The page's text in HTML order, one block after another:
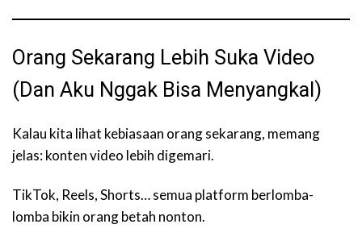
Orang Sekarang Lebih Suka Video
(Dan Aku Nggak Bisa Menyangkal)
Kalau kita lihat kebiasaan orang sekarang, memang
jelas: konten video lebih digemari.
TikTok, Reels, Shorts… semua platform berlomba-
lomba bikin orang betah nonton.